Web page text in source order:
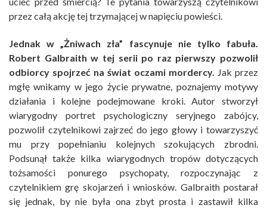
przez całą akcję tej trzymającej w napięciu powieści.
Jednak w „Żniwach zła” fascynuje nie tylko fabuła.
Robert Galbraith w tej serii po raz pierwszy pozwolił
odbiorcy spojrzeć na świat oczami mordercy. Jak przez
mgłę wnikamy w jego życie prywatne, poznajemy motywy
działania i kolejne podejmowane kroki. Autor stworzył
wiarygodny portret psychologiczny seryjnego zabójcy,
pozwolił czytelnikowi zajrzeć do jego głowy i towarzyszyć
mu przy popełnianiu kolejnych szokujących zbrodni.
Podsunął także kilka wiarygodnych tropów dotyczących
tożsamości ponurego psychopaty, rozpoczynając z
czytelnikiem grę skojarzeń i wniosków. Galbraith postarał
się jednak, by nie była ona zbyt prosta i zastawił kilka